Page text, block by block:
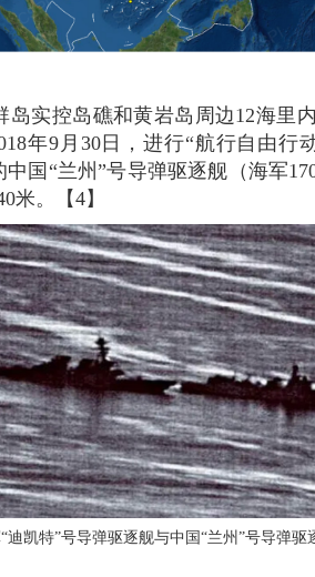
岛实控岛礁和黄岩岛周边12海里
年9月30日，进行“航行自由行
中国“兰州”号导弹驱逐舰（海军
米。【4】
迪凯特”号导弹驱逐舰与中国“兰州”号导弹